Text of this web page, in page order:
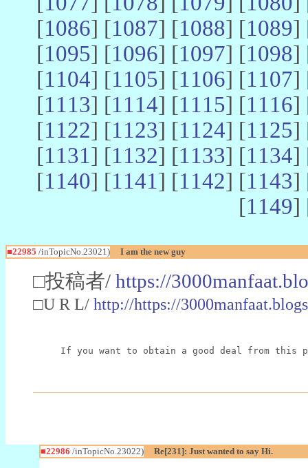
[1086] [1087] [1088] [1089]
[1095] [1096] [1097] [1098]
[1104] [1105] [1106] [1107]
[1113] [1114] [1115] [1116]
[1122] [1123] [1124] [1125]
[1131] [1132] [1133] [1134]
[1140] [1141] [1142] [1143]
[1149]
■22985 /inTopicNo.23021) I am the new guy
□投稿者/ https://
□U R L/ http://https://
If you want to obtain a good deal from this
■22986 /inTopicNo.23022) Re[231]: Just wanted to say Hi.